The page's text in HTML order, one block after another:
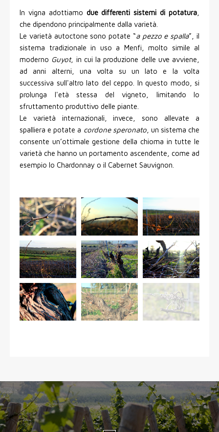
In vigna adottiamo due differenti sistemi di potatura,
che dipendono principalmente dalla varietà.
Le varietà autoctone sono potate “a pezzo e spalla”, il
sistema tradizionale in uso a Menfi, molto simile al
moderno Guyot, in cui la produzione delle uve avviene,
ad anni alterni, una volta su un lato e la volta
successiva sull'altro lato del ceppo. In questo modo, si
prolunga l'età stessa del vigneto, limitando lo
sfruttamento produttivo delle piante.
Le varietà internazionali, invece, sono allevate a
spalliera e potate a cordone speronato, un sistema che
consente un’ottimale gestione della chioma in tutte le
varietà che hanno un portamento ascendente, come ad
esempio lo Chardonnay o il Cabernet Sauvignon.